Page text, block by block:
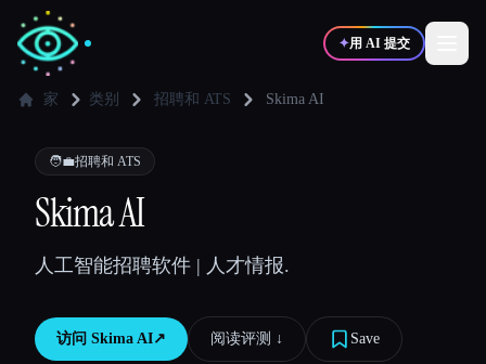
✦用 AI 提交
✍️写作者
💻
家 类别 招聘和 ATS Skima AI
🧑‍💼招聘和 ATS
Skima AI
人工智能招聘软件 | 人才情报.
访问 Skima AI↗︎ 阅读评测 ↓︎ Save